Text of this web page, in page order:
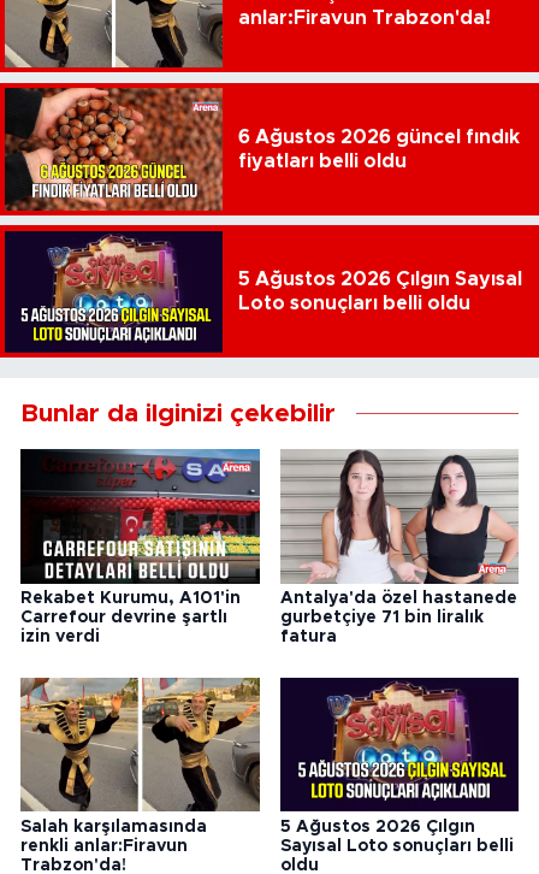
anlar:Firavun Trabzon'da!
6 Ağustos 2026 güncel fındık
fiyatları belli oldu
5 Ağustos 2026 Çılgın Sayısal
Loto sonuçları belli oldu
Bunlar da ilginizi çekebilir
Rekabet Kurumu, A101'in
Carrefour devrine şartlı
izin verdi
Antalya'da özel hastanede
gurbetçiye 71 bin liralık
fatura
Salah karşılamasında
renkli anlar:Firavun
Trabzon'da!
5 Ağustos 2026 Çılgın
Sayısal Loto sonuçları belli
oldu